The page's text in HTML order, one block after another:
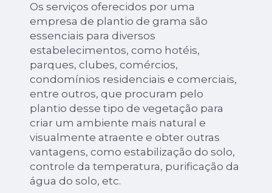
Os serviços oferecidos por uma
empresa de plantio de grama são
essenciais para diversos
estabelecimentos, como hotéis,
parques, clubes, comércios,
condomínios residenciais e comerciais,
entre outros, que procuram pelo
plantio desse tipo de vegetação para
criar um ambiente mais natural e
visualmente atraente e obter outras
vantagens, como estabilização do solo,
controle da temperatura, purificação da
água do solo, etc.